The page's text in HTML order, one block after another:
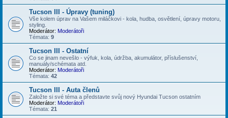
Tucson III - Úpravy (tuning)
Vše kolem úprav na Vašem miláčkovi - kola, hudba, osvětlení, úpravy motoru,
styling.
Moderátor: Moderátoři
Témata: 9
Tucson III - Ostatní
Co se jinam nevešlo - výfuk, kola, údržba, akumulátor, příslušenství,
manuály/schémata atd.
Moderátor: Moderátoři
Témata: 42
Tucson III - Auta členů
Založte si své téma a představte svůj nový Hyundai Tucson ostatním
Moderátor: Moderátoři
Témata: 21